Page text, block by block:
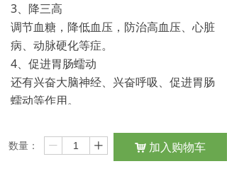
낙 加入购物车
数量： ꄷ ꄸ
3、降三高
调节血糖，降低血压，防治高血压、心脏
病、动脉硬化等症。
4、促进胃肠蠕动
还有兴奋大脑神经、兴奋呼吸、促进胃肠
蠕动等作用。
枸杞子含有丰富的胡萝卜素、维生素A、
B1、B2、C和钙、铁等眼睛保健的必需营